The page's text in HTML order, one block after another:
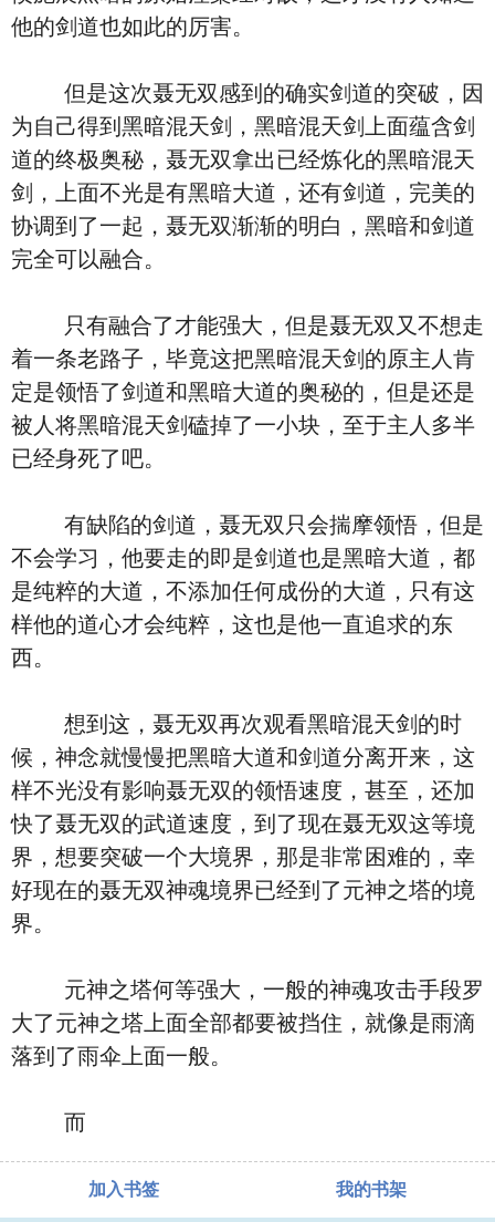
他的剑道也如此的厉害。
但是这次聂无双感到的确实剑道的突破，因
为自己得到黑暗混天剑，黑暗混天剑上面蕴含剑
道的终极奥秘，聂无双拿出已经炼化的黑暗混天
剑，上面不光是有黑暗大道，还有剑道，完美的
协调到了一起，聂无双渐渐的明白，黑暗和剑道
完全可以融合。
只有融合了才能强大，但是聂无双又不想走
着一条老路子，毕竟这把黑暗混天剑的原主人肯
定是领悟了剑道和黑暗大道的奥秘的，但是还是
被人将黑暗混天剑磕掉了一小块，至于主人多半
已经身死了吧。
有缺陷的剑道，聂无双只会揣摩领悟，但是
不会学习，他要走的即是剑道也是黑暗大道，都
是纯粹的大道，不添加任何成份的大道，只有这
样他的道心才会纯粹，这也是他一直追求的东
西。
想到这，聂无双再次观看黑暗混天剑的时
候，神念就慢慢把黑暗大道和剑道分离开来，这
样不光没有影响聂无双的领悟速度，甚至，还加
快了聂无双的武道速度，到了现在聂无双这等境
界，想要突破一个大境界，那是非常困难的，幸
好现在的聂无双神魂境界已经到了元神之塔的境
界。
元神之塔何等强大，一般的神魂攻击手段罗
大了元神之塔上面全部都要被挡住，就像是雨滴
落到了雨伞上面一般。
而
加入书签 我的书架